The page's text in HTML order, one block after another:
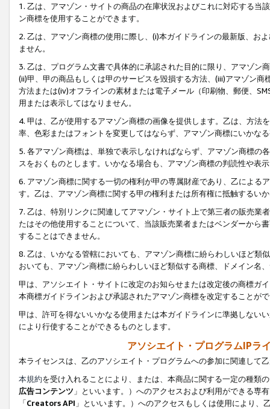
1. 乙は、アマゾン・サイトの商品の在庫状況およびこれに対応する
ン商標を使用することができます。
2. 乙は、アマゾン商標の使用に際し、(i)本ガイドラインの最新版、お
ません。
3. 乙は、プログラム文書で具体的に承認された目的に限り、アマゾン
(ii)甲、甲の商品もしくは甲のサービスを毀損する方法、(iii)アマゾン
方法または(iv)オフラインの素材または電子メール（印刷物、郵便、
用または表示してはなりません。
4. 甲は、乙が使用するアマゾン商標の画像を提供します。乙は、方
率、色彩またはフォントを変更してはならず、アマゾン商標にいかな
5. 各アマゾン商標は、単独で表示しなければならず、アマゾン商標
スをおくものとします。いかなる場合も、アマゾン商標の判読性や表
6. アマゾン商標に関する一切の権利が甲の専属財産であり、乙による
す。乙は、アマゾン商標に関する甲の権利または所有権に抵触するい
7. 乙は、特別リンクに関連してアマゾン・サイト上で第三者の販売
たはその他使用することについて、当該販売業者またはベンダーから
することはできません。
8. 乙は、いかなる管轄においても、アマゾン商標に紛らわしいほど類
おいても、アマゾン商標に紛らわしいほど類似する商標、ドメイン名
甲は、アソシエイト・サイトに改定のお知らせまたは改定後の商標ガ
本商標ガイドラインおよび承認されたアマゾン商標を改定することが
甲は、許可を得ないいかなる使用または本ガイドラインに準拠しない
により行使することができるものとします。
アソシエイト・プログラムIPラ
本ライセンスは、乙のアソシエイト・プログラムへの参加に関連して
本規約を受け入れることにより、または、本商品に関する一定の種類
広告コンテンツ 」といいます。）へのアクセスおよび利用ができる専
「Creators API 」といいます。）へのアクセスもしくは使用により